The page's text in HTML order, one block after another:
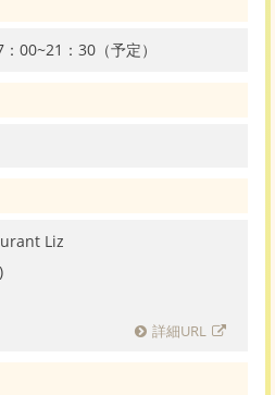
00~21：30（予定）
Liz
詳細URL